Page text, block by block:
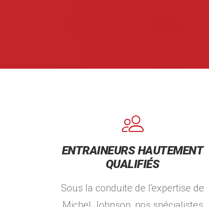
ENTRAINEURS HAUTEMENT
QUALIFIÉS
Sous la conduite de l'expertise de